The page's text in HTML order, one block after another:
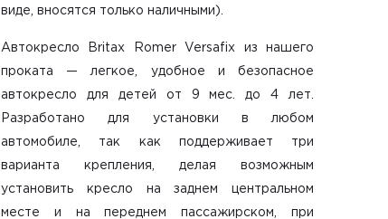
виде, вносятся только наличными).
Автокресло Britax Romer Versafix из нашего
проката — легкое, удобное и безопасное
автокресло для детей от 9 мес. до 4 лет.
Разработано для установки в любом
автомобиле, так как поддерживает три
варианта крепления, делая возможным
установить кресло на заднем центральном
месте и на переднем пассажирском, при